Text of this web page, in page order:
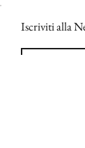
Iscriviti alla